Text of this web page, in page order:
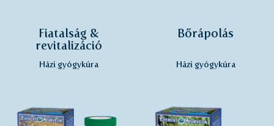
Fiatalság &
revitalizáció
Házi gyógykúra
Bőrápolás
Házi gyógykúra